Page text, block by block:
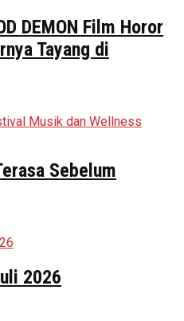
DEMON Film Horor
Tayang di
Sebelum
2026